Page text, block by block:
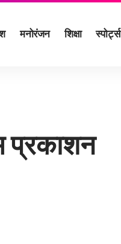
मनोरंजन शिक्षा स्पोर्ट्स
प्रकाशन